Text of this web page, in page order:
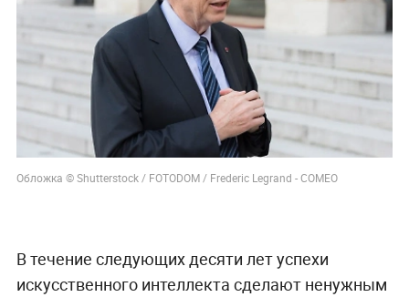
Обложка © Shutterstock / FOTODOM / Frederic Legrand - COMEO
В течение следующих десяти лет успехи
искусственного интеллекта сделают ненужным